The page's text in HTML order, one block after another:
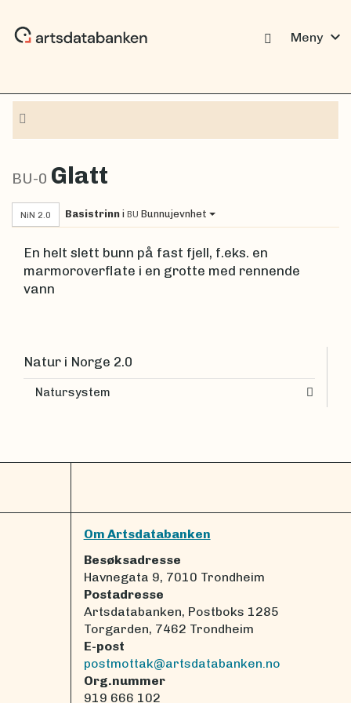
Meny expand_more
BU-0 Glatt
NiN 2.0 Basistrinn i BU Bunnujevnhet
En helt slett bunn på fast fjell, f.eks. en
marmoroverflate i en grotte med rennende
vann
Natur i Norge 2.0
Natursystem
Om Artsdatabanken
Besøksadresse
Havnegata 9, 7010 Trondheim
Postadresse
Artsdatabanken, Postboks 1285
Torgarden, 7462 Trondheim
E-post
postmottak@artsdatabanken.no
Org.nummer
919 666 102